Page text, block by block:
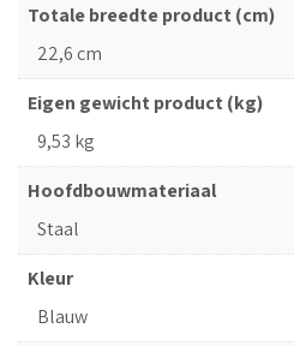
Totale breedte product (cm)
22,6 cm
Eigen gewicht product (kg)
9,53 kg
Hoofdbouwmateriaal
Staal
Kleur
Blauw